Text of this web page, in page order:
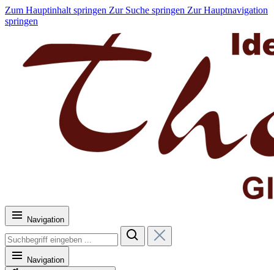
Zum Hauptinhalt springen Zur Suche springen Zur Hauptnavigation
springen
Navigation
Navigation